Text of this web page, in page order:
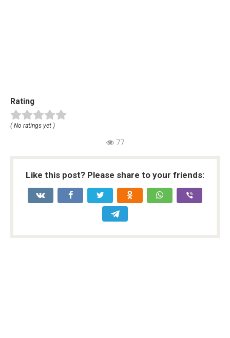
Rating
( No ratings yet )
77
Like this post? Please share to your friends: